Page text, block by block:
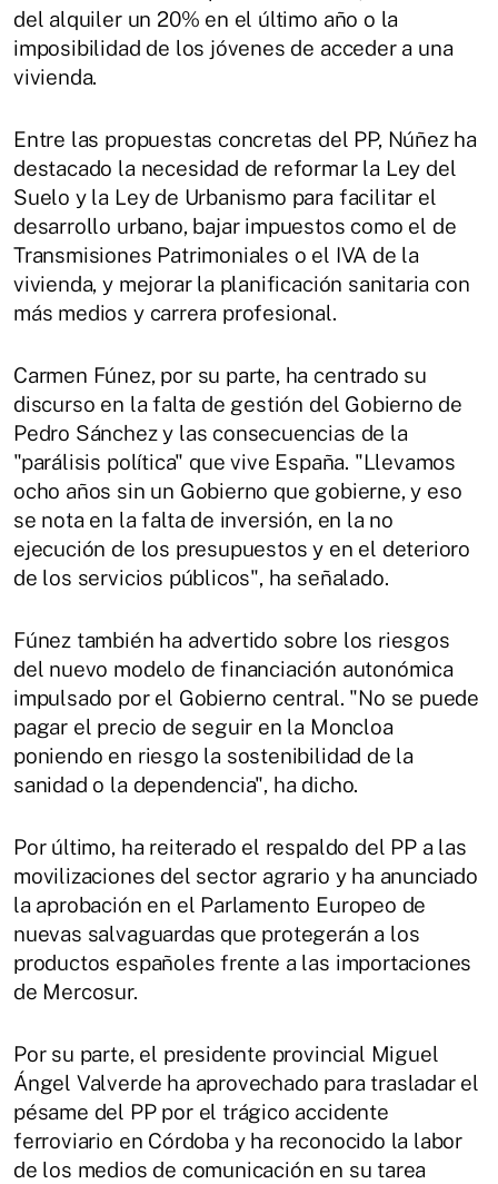
del alquiler un 20% en el último año o la
imposibilidad de los jóvenes de acceder a una
vivienda.
Entre las propuestas concretas del PP, Núñez ha
destacado la necesidad de reformar la Ley del
Suelo y la Ley de Urbanismo para facilitar el
desarrollo urbano, bajar impuestos como el de
Transmisiones Patrimoniales o el IVA de la
vivienda, y mejorar la planificación sanitaria con
más medios y carrera profesional.
Carmen Fúnez, por su parte, ha centrado su
discurso en la falta de gestión del Gobierno de
Pedro Sánchez y las consecuencias de la
"parálisis política" que vive España. "Llevamos
ocho años sin un Gobierno que gobierne, y eso
se nota en la falta de inversión, en la no
ejecución de los presupuestos y en el deterioro
de los servicios públicos", ha señalado.
Fúnez también ha advertido sobre los riesgos
del nuevo modelo de financiación autonómica
impulsado por el Gobierno central. "No se puede
pagar el precio de seguir en la Moncloa
poniendo en riesgo la sostenibilidad de la
sanidad o la dependencia", ha dicho.
Por último, ha reiterado el respaldo del PP a las
movilizaciones del sector agrario y ha anunciado
la aprobación en el Parlamento Europeo de
nuevas salvaguardas que protegerán a los
productos españoles frente a las importaciones
de Mercosur.
Por su parte, el presidente provincial Miguel
Ángel Valverde ha aprovechado para trasladar el
pésame del PP por el trágico accidente
ferroviario en Córdoba y ha reconocido la labor
de los medios de comunicación en su tarea